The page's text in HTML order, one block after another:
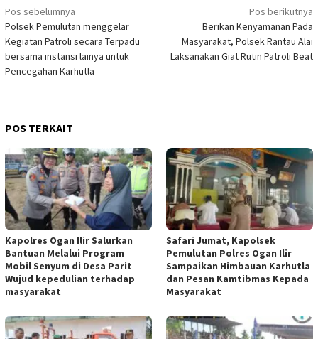
Navigasi
pos
Pos sebelumnya
Polsek Pemulutan menggelar
Kegiatan Patroli secara Terpadu
bersama instansi lainya untuk
Pencegahan Karhutla
Pos berikutnya
Berikan Kenyamanan Pada
Masyarakat, Polsek Rantau Alai
Laksanakan Giat Rutin Patroli Beat
POS TERKAIT
Kapolres Ogan Ilir Salurkan
Bantuan Melalui Program
Mobil Senyum di Desa Parit
Wujud kepedulian terhadap
masyarakat
Safari Jumat, Kapolsek
Pemulutan Polres Ogan Ilir
Sampaikan Himbauan Karhutla
dan Pesan Kamtibmas Kepada
Masyarakat